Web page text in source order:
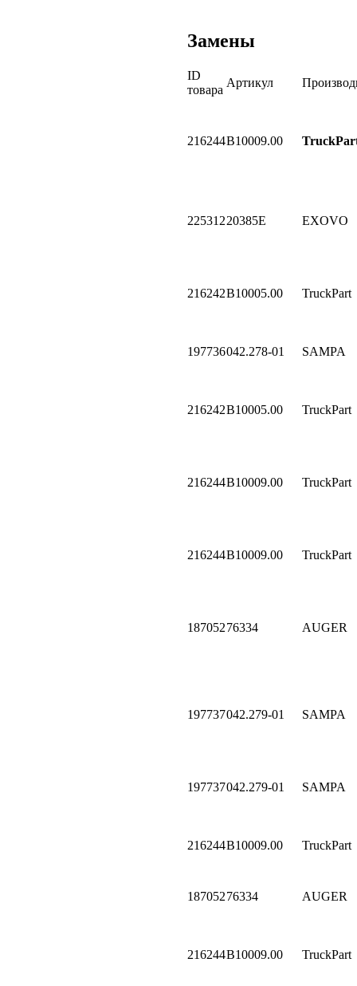
Замены
ID
товара
Артикул
216244B10009.00
22531220385E EXOVO
216242B10005.00 TruckPart
197736042.278-01 SAMPA
216242B10005.00 TruckPart
216244B10009.00 TruckPart
216244B10009.00 TruckPart
18705276334 AUGER
197737042.279-01 SAMPA
197737042.279-01 SAMPA
216244B10009.00 TruckPart
18705276334 AUGER
216244B10009.00 TruckPart